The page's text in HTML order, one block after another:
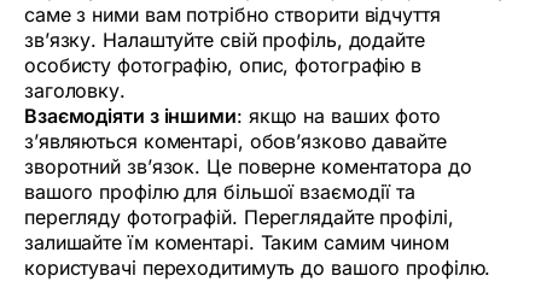
саме з ними вам потрібно створити відчуття
зв’язку. Налаштуйте свій профіль, додайте
особисту фотографію, опис, фотографію в
заголовку.
Взаємодіяти з іншими: якщо на ваших фото
з’являються коментарі, обов’язково давайте
зворотний зв’язок. Це поверне коментатора до
вашого профілю для більшої взаємодії та
перегляду фотографій. Переглядайте профілі,
залишайте їм коментарі. Таким самим чином
користувачі переходитимуть до вашого профілю.